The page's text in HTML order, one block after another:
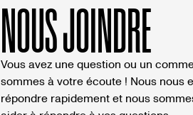
D'ARIANE
NOUS JOINDRE
Vous avez une question ou un
sommes à votre écoute ! Nous nous
répondre rapidement et nous